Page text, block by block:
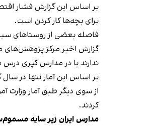
بر اساس این گزارش فشار
برای بچه‌ها کار کردن است.
فاصله بعضی از روستاهای
گزارش اخیر مرکز پژوهش‌های
ندارند یا در مدارس کپری
بر اساس این آمار تنها در سال گذشته، ۱۸ درصد از جمعیت دانش‌آموزی این استان
کردند.
مدارس ایران زیر سایه